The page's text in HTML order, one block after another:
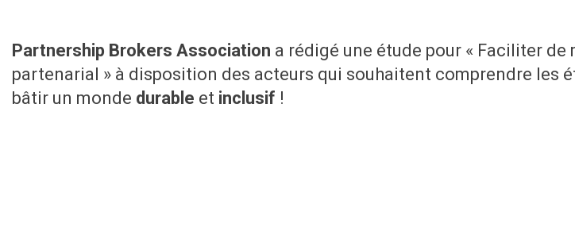
Partnership Brokers Association a rédigé une étude pour « Faciliter
partenarial » à disposition des acteurs qui souhaitent comprendre les
bâtir un monde durable et inclusif !